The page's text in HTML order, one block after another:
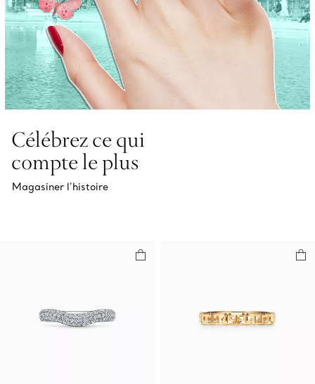
Célébrez ce qui
compte le plus
Magasiner l’histoire